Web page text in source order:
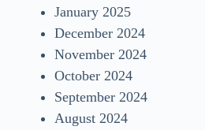
January 2025
December 2024
November 2024
October 2024
September 2024
August 2024